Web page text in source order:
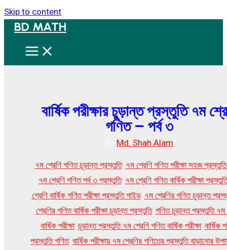
Skip to content
BD MATH
বার্ষিক পরীক্ষার চুড়ান্ত প্রস্তুতি ৭ম
গণিত – পর্ব ৩
Md. Shah Alam
৭ম শ্রেণি গণিত চূড়ান্ত প্রস্তুতি, ৭ম শ্রেণি গণিত পরীক্ষা সহজ
৭ম শ্রেণি গণিত পর্ব ৩ প্রস্তুতি, ৭ম শ্রেণি গণিত বার্ষিক পরীক্ষা
শ্রেণি বার্ষিক গণিত পরীক্ষা প্রস্তুতি গাইড, ৭ম শ্রেণির গণিত চূড়ান্ত
শ্রেণির গণিত বার্ষিক পরীক্ষা চূড়ান্ত প্রস্তুতি, গণিত চূড়ান্ত প্রস্তুতি ৭ম
বার্ষিক পরীক্ষা, চূড়ান্ত প্রস্তুতি ৭ম শ্রেণি গণিত বার্ষিক পরীক্ষা, বার্ষিক
প্রস্তুতি গণিত, বার্ষিক পরীক্ষায় ৭ম শ্রেণির গণিতের প্রস্তুতি বাড়ানোর